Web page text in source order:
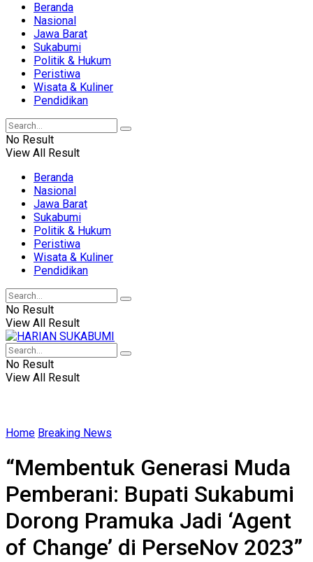
Beranda
Nasional
Jawa Barat
Sukabumi
Politik & Hukum
Peristiwa
Wisata & Kuliner
Pendidikan
No Result
View All Result
Beranda
Nasional
Jawa Barat
Sukabumi
Politik & Hukum
Peristiwa
Wisata & Kuliner
Pendidikan
No Result
View All Result
No Result
View All Result
Home Breaking News
“Membentuk Generasi Muda
Pemberani: Bupati Sukabumi
Dorong Pramuka Jadi ‘Agent
of Change’ di PerseNov 2023”